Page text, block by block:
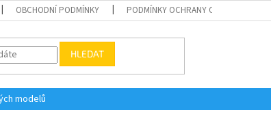
OBCHODNÍ PODMÍNKY PODMÍNKY OCHRANY OSOBNÍCH ÚDAJŮ
HLEDAT
modelů